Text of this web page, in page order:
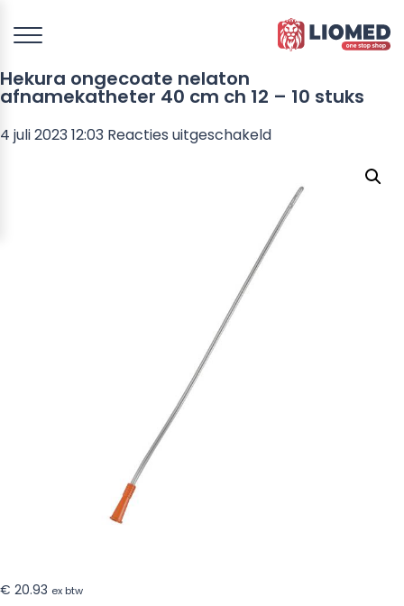
Hekura ongecoate nelaton
afnamekatheter 40 cm ch 12 – 10 stuks
4 juli 2023 12:03 Reacties uitgeschakeldvoor
nelaton
afnamekatheter
40
€ 20.93 ex btw